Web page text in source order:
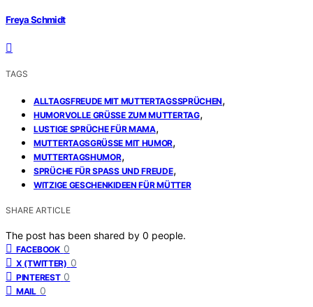
Freya Schmidt
TAGS
ALLTAGSFREUDE MIT MUTTERTAGSSPRÜCHEN,
HUMORVOLLE GRÜSSE ZUM MUTTERTAG ,
LUSTIGE SPRÜCHE FÜR MAMA,
MUTTERTAGSGRÜSSE MIT HUMOR ,
MUTTERTAGSHUMOR,
SPRÜCHE FÜR SPASS UND FREUDE ,
WITZIGE GESCHENKIDEEN FÜR MÜTTER
SHARE ARTICLE
The post has been shared by 0 people.
FACEBOOK 0
X (TWITTER) 0
PINTEREST 0
MAIL 0